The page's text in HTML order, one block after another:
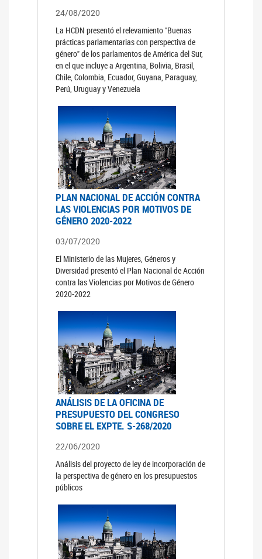
24/08/2020
La HCDN presentó el relevamiento "Buenas
prácticas parlamentarias con perspectiva de
género" de los parlamentos de América del Sur,
en el que incluye a Argentina, Bolivia, Brasil,
Chile, Colombia, Ecuador, Guyana, Paraguay,
Perú, Uruguay y Venezuela
PLAN NACIONAL DE ACCIÓN CONTRA
LAS VIOLENCIAS POR MOTIVOS DE
GÉNERO 2020-2022
03/07/2020
El Ministerio de las Mujeres, Géneros y
Diversidad presentó el Plan Nacional de Acción
contra las Violencias por Motivos de Género
2020-2022
ANÁLISIS DE LA OFICINA DE
PRESUPUESTO DEL CONGRESO
SOBRE EL EXPTE. S-268/2020
22/06/2020
Análisis del proyecto de ley de incorporación de
la perspectiva de género en los presupuestos
públicos